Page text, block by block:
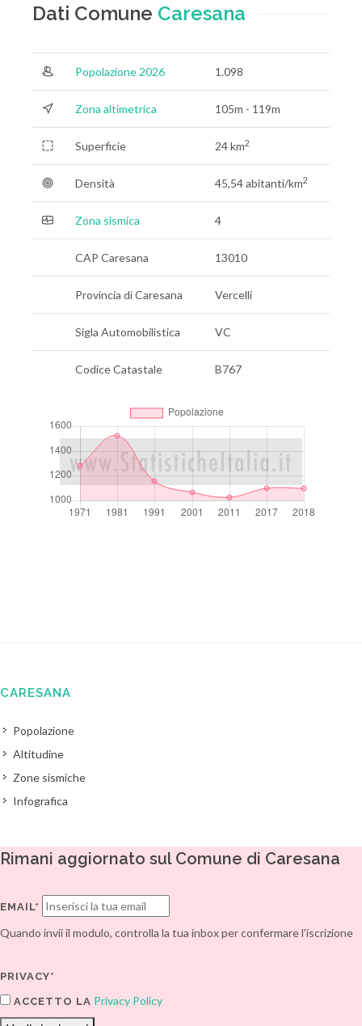
Dati Comune Caresana
Popolazione 2026 1.098
Zona altimetrica 105m - 119m
Superficie 24 km2
Densità 45,54 abitanti/km2
Zona sismica 4
CAP Caresana 13010
Provincia di Caresana Vercelli
Sigla Automobilistica VC
Codice Catastale B767
CARESANA
Popolazione
Altitudine
Zone sismiche
Infografica
Rimani aggiornato sul Comune di Caresana
EMAIL*
Quando invii il modulo, controlla la tua inbox per confermare l'iscrizione
PRIVACY*
ACCETTO LA Privacy Policy